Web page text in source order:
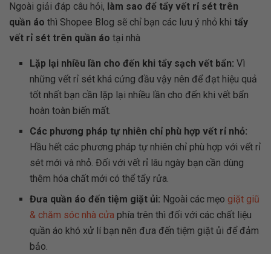
Ngoài giải đáp câu hỏi, làm sao để tẩy vết rỉ sét trên
quần áo thì Shopee Blog sẽ chỉ bạn các lưu ý nhỏ khi tẩy
vết rỉ sét trên quần áo tại nhà
Lặp lại nhiều lần cho đến khi tẩy sạch vết bẩn: Vì
những vết rỉ sét khá cứng đầu vậy nên để đạt hiệu quả
tốt nhất bạn cần lặp lại nhiều lần cho đến khi vết bẩn
hoàn toàn biến mất.
Các phương pháp tự nhiên chỉ phù hợp vết rỉ nhỏ:
Hầu hết các phương pháp tự nhiên chỉ phù hợp với vết rỉ
sét mới và nhỏ. Đối với vết rỉ lâu ngày bạn cần dùng
thêm hóa chất mới có thể tẩy rửa.
Đưa quần áo đến tiệm giặt ủi: Ngoài các mẹogiặt giũ
& chăm sóc nhà cửa phía trên thì đối với các chất liệu
quần áo khó xử lí bạn nên đưa đến tiệm giặt ủi để đảm
bảo.